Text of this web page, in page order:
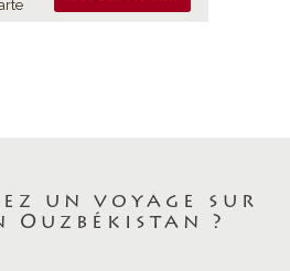
un voyage sur
Ouzbékistan ?